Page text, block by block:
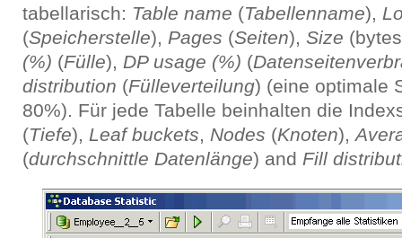
tabellarisch: Table name (Tabellenname),
(Speicherstelle), Pages (Seiten), Size
(%) (Fülle), DP usage (%) (
distribution (Fülleverteilung) (eine optimale
80%). Für jede Tabelle beinhalten die
(Tiefe), Leaf buckets, Nodes (Knoten),
(durchschnittle Datenlänge) and Fill